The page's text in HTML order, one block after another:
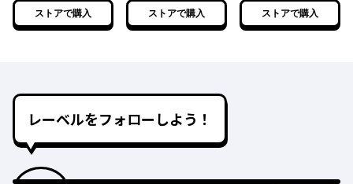
ストアで購入 ストアで購入 ストアで購入
レーベルをフォローしよう！